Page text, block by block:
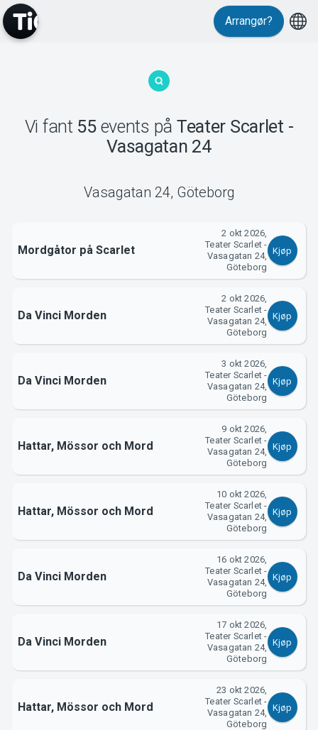
MyTickster
Om Tickster
Arrangør?
Vi fant 55events på Teater Scarlet -
Vasagatan 24
Vasagatan 24, Göteborg
Mordgåtor på Scarlet
2 okt 2026,
Teater Scarlet -
Vasagatan 24,
Göteborg
Kjøp
Da Vinci Morden
2 okt 2026,
Teater Scarlet -
Vasagatan 24,
Göteborg
Kjøp
Da Vinci Morden
3 okt 2026,
Teater Scarlet -
Vasagatan 24,
Göteborg
Kjøp
Hattar, Mössor och Mord
9 okt 2026,
Teater Scarlet -
Vasagatan 24,
Göteborg
Kjøp
Hattar, Mössor och Mord
10 okt 2026,
Teater Scarlet -
Vasagatan 24,
Göteborg
Kjøp
Da Vinci Morden
16 okt 2026,
Teater Scarlet -
Vasagatan 24,
Göteborg
Kjøp
Da Vinci Morden
17 okt 2026,
Teater Scarlet -
Vasagatan 24,
Göteborg
Kjøp
Hattar, Mössor och Mord
23 okt 2026,
Teater Scarlet -
Vasagatan 24,
Göteborg
Kjøp